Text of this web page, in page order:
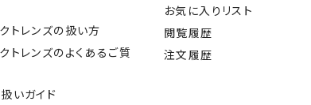
トレンズの扱い方
トレンズのよくあるご質
いガイド
お気に入りリスト
閲覧履歴
注文履歴